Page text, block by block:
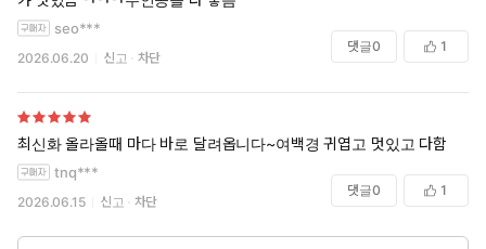
seo***
2026.06.20 신고 차단
댓글0 1
최신화 올라올때 마다 바로 달려옵니다~여백경 귀엽고 멋있고 다함
tnq***
2026.06.15 신고 차단
댓글0 1